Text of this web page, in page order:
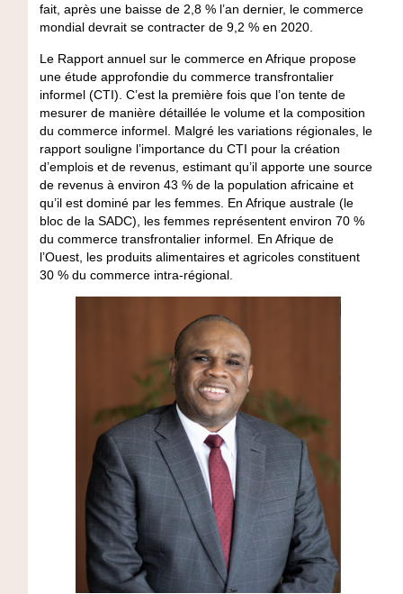
fait, après une baisse de 2,8 % l’an dernier, le commerce
mondial devrait se contracter de 9,2 % en 2020.
Le Rapport annuel sur le commerce en Afrique propose
une étude approfondie du commerce transfrontalier
informel (CTI). C’est la première fois que l’on tente de
mesurer de manière détaillée le volume et la composition
du commerce informel. Malgré les variations régionales, le
rapport souligne l’importance du CTI pour la création
d’emplois et de revenus, estimant qu’il apporte une source
de revenus à environ 43 % de la population africaine et
qu’il est dominé par les femmes. En Afrique australe (le
bloc de la SADC), les femmes représentent environ 70 %
du commerce transfrontalier informel. En Afrique de
l’Ouest, les produits alimentaires et agricoles constituent
30 % du commerce intra-régional.